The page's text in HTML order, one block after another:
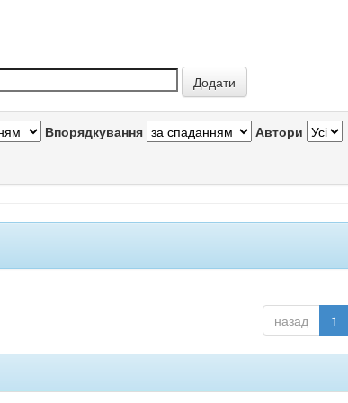
Впорядкування Автори
назад 1